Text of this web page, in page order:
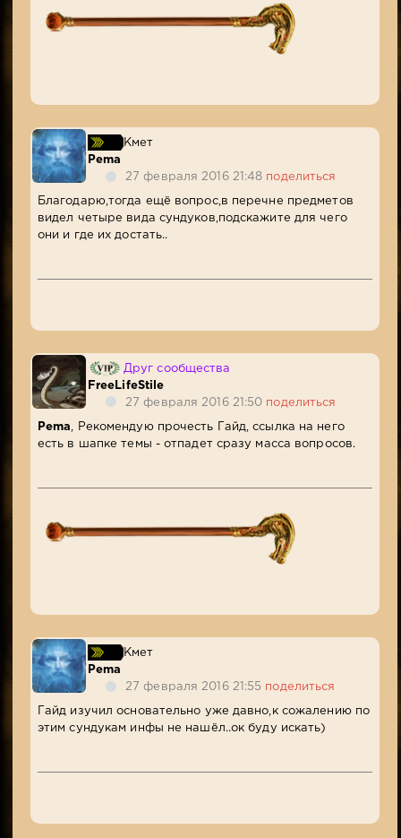
Кмет
Pema
27 февраля 2016 21:48 поделиться
Благодарю,тогда ещё вопрос,в перечне предметов
видел четыре вида сундуков,подскажите для чего
они и где их достать..
Друг сообщества
FreeLifeStile
27 февраля 2016 21:50 поделиться
Pema
, Рекомендую прочесть Гайд, ссылка на него
есть в шапке темы - отпадет сразу масса вопросов.
Кмет
Pema
27 февраля 2016 21:55
поделиться
Гайд изучил основательно уже давно,к сожалению по
этим сундукам инфы не нашёл..ок буду искать)